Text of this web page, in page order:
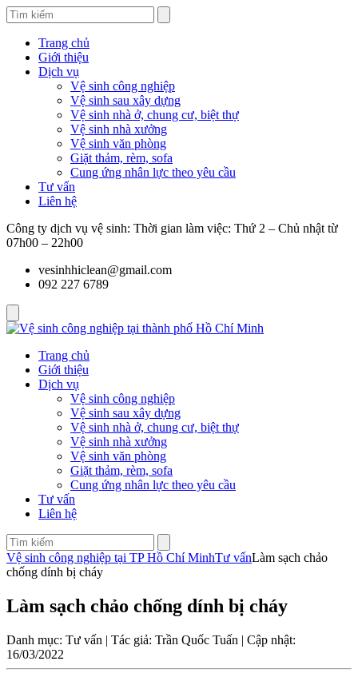
Trang chủ
Giới thiệu
Dịch vụ
Vệ sinh công nghiệp
Vệ sinh sau xây dựng
Vệ sinh nhà ở, chung cư, biệt thự
Vệ sinh nhà xưởng
Vệ sinh văn phòng
Giặt thảm, rèm, sofa
Cung ứng nhân lực theo yêu cầu
Tư vấn
Liên hệ
Công ty dịch vụ vệ sinh: Thời gian làm việc: Thứ 2 – Chủ nhật từ
07h00 – 22h00
vesinhhiclean@gmail.com
092 227 6789
Trang chủ
Giới thiệu
Dịch vụ
Vệ sinh công nghiệp
Vệ sinh sau xây dựng
Vệ sinh nhà ở, chung cư, biệt thự
Vệ sinh nhà xưởng
Vệ sinh văn phòng
Giặt thảm, rèm, sofa
Cung ứng nhân lực theo yêu cầu
Tư vấn
Liên hệ
Vệ sinh công nghiệp tại TP Hồ Chí MinhTư vấnLàm sạch chảo
chống dính bị cháy
Làm sạch chảo chống dính bị cháy
Danh mục: Tư vấn | Tác giả: Trần Quốc Tuấn | Cập nhật:
16/03/2022